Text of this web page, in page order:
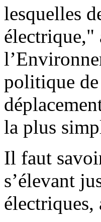
lesquelles
électrique,"
politique de
la plus
Il faut
s’élevant
électriques,